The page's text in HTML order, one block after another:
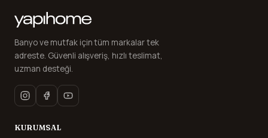
Banyo ve mutfak için tüm markalar tek
adreste. Güvenli alışveriş, hızlı teslimat,
uzman desteği.
KURUMSAL